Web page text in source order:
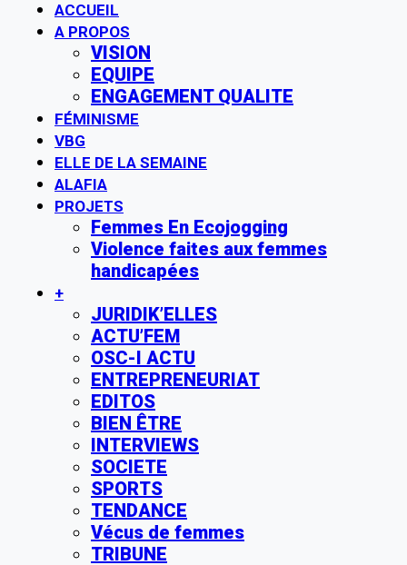
ACCUEIL
A PROPOS
VISION
EQUIPE
ENGAGEMENT QUALITE
FÉMINISME
VBG
ELLE DE LA SEMAINE
ALAFIA
PROJETS
Femmes En Ecojogging
Violence faites aux femmes
handicapées
+
JURIDIK’ELLES
ACTU’FEM
OSC-I ACTU
ENTREPRENEURIAT
EDITOS
BIEN ÊTRE
INTERVIEWS
SOCIETE
SPORTS
TENDANCE
Vécus de femmes
TRIBUNE